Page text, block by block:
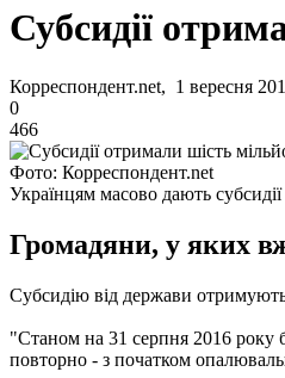
Субсидії
Корреспондент.net, 1 вересня
0
466
Фото: Корреспондент.net
Українцям масово дають
Громадяни, у яких
Субсидію від держави
"Станом на 31 серпня 2016 року
повторно - з початком